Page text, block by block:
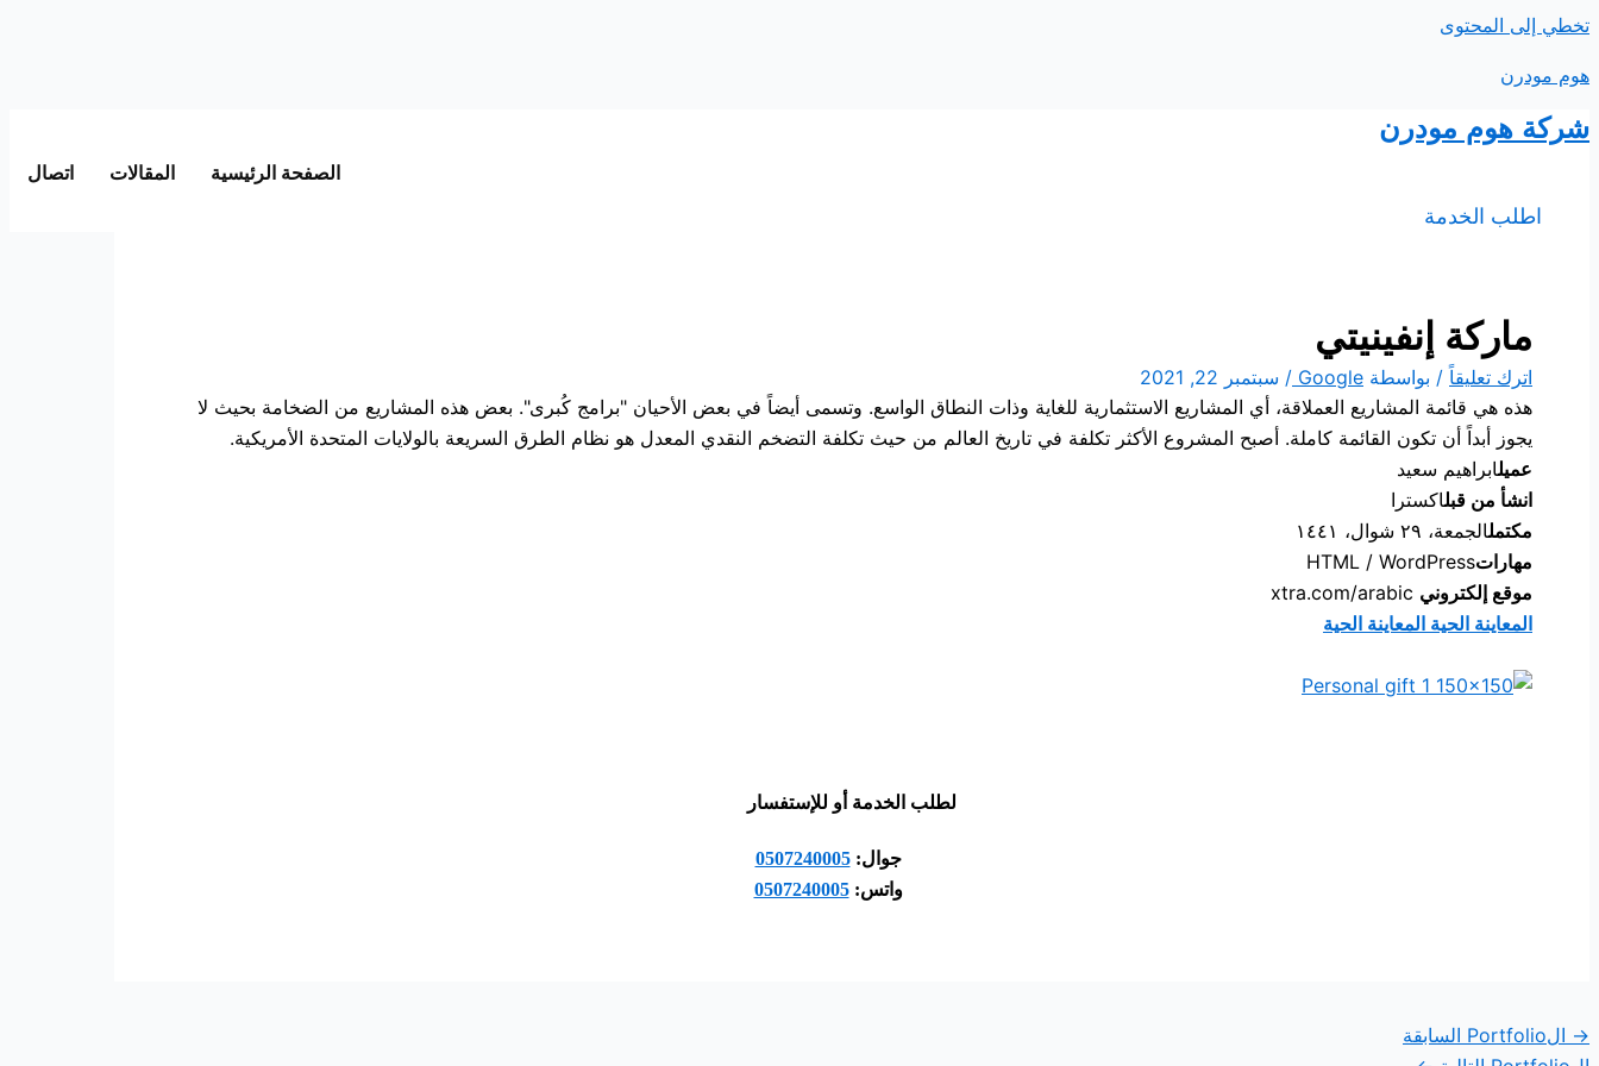
تخطي إلى المحتوى
هوم مودرن
شركة هوم مودرن
الصفحة الرئيسية المقالات اتصال
اطلب الخدمة
ماركة إنفينيتي
اترك تعليقاً / بواسطة Google
/ سبتمبر 22, 2021
هذه هي قائمة المشاريع العملاقة، أي المشاريع الاستثمارية للغاية وذات النطاق الواسع. وتسمى أيضاً في بعض الأحيان "برامج كُبرى". بعض هذه المشاريع من الضخامة بحيث لا
يجوز أبداً أن تكون القائمة كاملة. أصبح المشروع الأكثر تكلفة في تاريخ العالم من حيث تكلفة التضخم النقدي المعدل هو نظام الطرق السريعة بالولايات المتحدة الأمريكية.
عميلابراهيم سعيد
انشأ من قبلاکسترا
مكتملالجمعة، ٢٩ شوال، ١٤٤١
مهاراتHTML / WordPress
موقع إلكتروني
المعاينة الحية المعاينة الحية
لطلب الخدمة أو للإستفسار
جوال:0507240005
واتس:0507240005
→ الPortfolio السابقة